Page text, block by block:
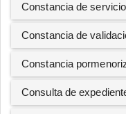
Constancia de
Constancia de
Constancia
Consulta de